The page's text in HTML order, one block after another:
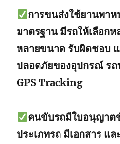
การขนส่งใช้ยานพา
มาตรฐาน มีรถให้เลือกห
หลายขนาด รับผิดชอบ
ปลอดภัยของอุปกรณ์ ร
GPS Tracking
คนขับรถมีใบอนุญาต
ประเภทรถ มีเอกสาร แล